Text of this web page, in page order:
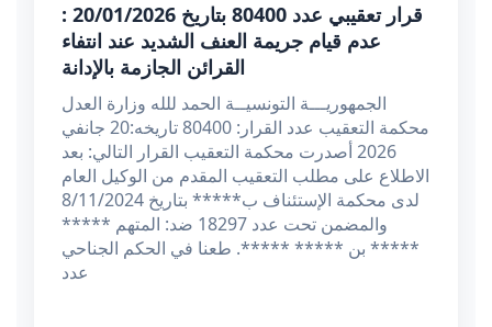
قرار تعقيبي عدد 80400 بتاريخ 20/01/2026 :
عدم قيام جريمة العنف الشديد عند انتفاء
القرائن الجازمة بالإدانة
الجمهوريـــة التونسيــة الحمد للله وزارة العدل
محكمة التعقيب عدد القرار: 80400 تاريخه:20 جانفي
2026 أصدرت محكمة التعقيب القرار التالي: بعد
الاطلاع على مطلب التعقيب المقدم من الوكيل العام
لدى محكمة الإستئناف ب***** بتاريخ 8/11/2024
والمضمن تحت عدد 18297 ضد: المتهم *****
***** بن ***** *****. طعنا في الحكم الجناحي
عدد